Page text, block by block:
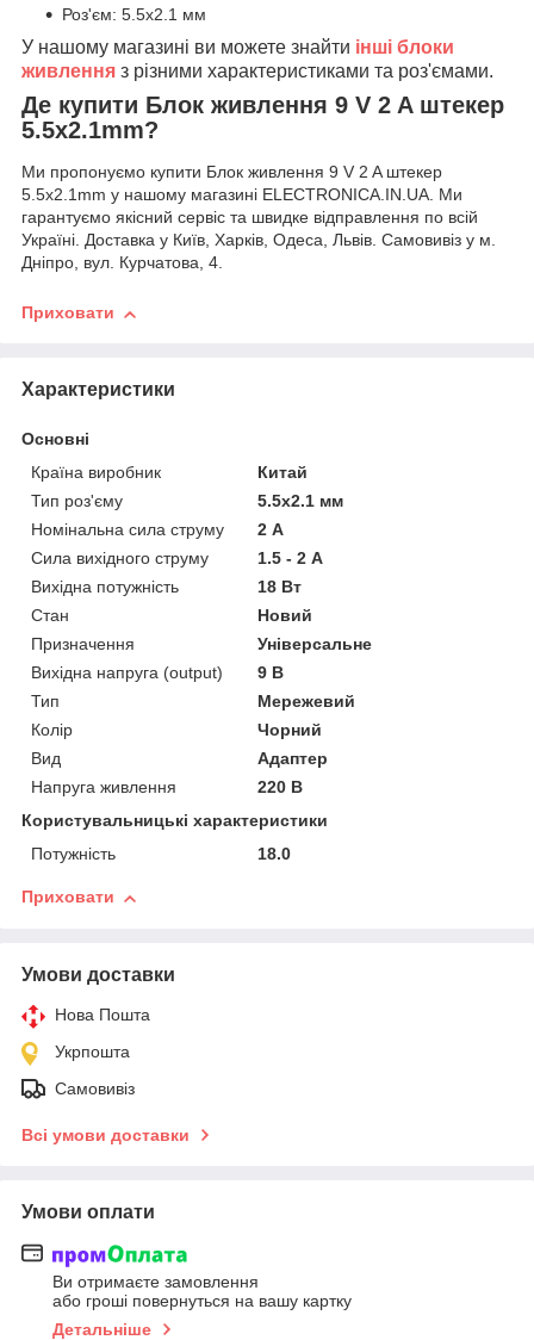
Роз'єм: 5.5x2.1 мм
У нашому магазині ви можете знайти інші блоки
живлення з різними характеристиками та роз'ємами.
Де купити Блок живлення 9 V 2 A штекер
5.5x2.1mm?
Ми пропонуємо купити Блок живлення 9 V 2 A штекер
5.5x2.1mm у нашому магазині ELECTRONICA.IN.UA. Ми
гарантуємо якісний сервіс та швидке відправлення по всій
Україні. Доставка у Київ, Харків, Одеса, Львів. Самовивіз у м.
Дніпро, вул. Курчатова, 4.
Приховати
Характеристики
Основні
Країна виробник
Китай
Тип роз'єму
5.5x2.1 мм
Номінальна сила струму
2 А
Сила вихідного струму
1.5 - 2 А
Вихідна потужність
18 Вт
Стан
Новий
Призначення
Універсальне
Вихідна напруга (output)
9 В
Тип
Мережевий
Колір
Чорний
Вид
Адаптер
Напруга живлення
220 В
Користувальницькі характеристики
Потужність
18.0
Приховати
Умови доставки
Нова Пошта
Укрпошта
Самовивіз
Всі умови доставки
Умови оплати
Ви отримаєте замовлення
або гроші повернуться на вашу картку
Детальніше